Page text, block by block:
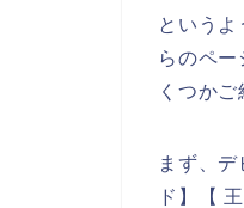
という
らのペ
くつか
まず、
ド】【